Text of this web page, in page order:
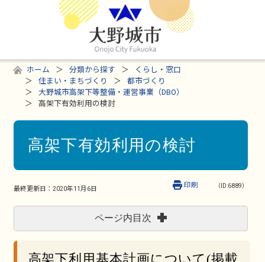
ホーム 分類から探す
くらし・窓口
住まい・まちづくり
都市づくり
大野城市高架下等整備・運営事業（DBO）
高架下有効利用の検討
高架下有効利用の検討
最終更新日： 2020年11月6日 （ID:6889）
印刷
ページ内目次
高架下利用基本計画について(掲載